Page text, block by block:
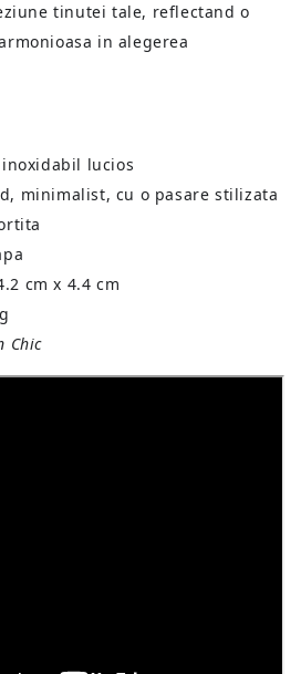
tinutei tale, reflectand o
in alegerea
lucios
minimalist, cu o pasare stilizata
cm x 4.4 cm
Chic